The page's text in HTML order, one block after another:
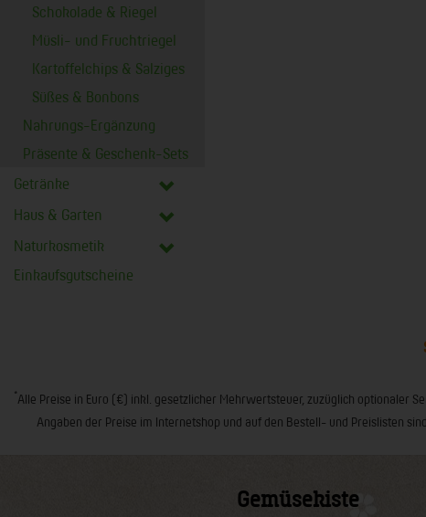
Schokolade & Riegel
Müsli- und Fruchtriegel
Kartoffelchips & Salziges
Süßes & Bonbons
Nahrungs-Ergänzung
Präsente & Geschenk-Sets
Getränke
Haus & Garten
Naturkosmetik
Einkaufsgutscheine
*Alle Preise in Euro (€) inkl. gesetzlicher Mehrwertsteuer, zuzüglich optionaler
Angaben der Preise im Internetshop und auf den Bestell- und Preislisten
Gemüsekiste